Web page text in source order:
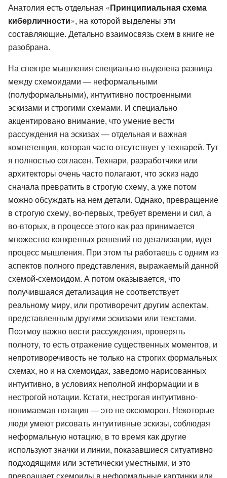
Анатолия есть отдельная «Принципиальная схема
киберличности», на которой выделены эти
составляющие. Детально взаимосвязь схем в книге не
разобрана.
На спектре мышления специально выделена разница
между схемоидами — неформальными
(полуформальными), интуитивно построенными
эскизами и строгими схемами. И специально
акцентировано внимание, что умение вести
рассуждения на эскизах — отдельная и важная
компетенция, которая часто отсутствует у технарей. Тут
я полностью согласен. Технари, разработчики или
архитекторы очень часто полагают, что эскиз надо
сначала превратить в строгую схему, а уже потом
можно обсуждать на нем детали. Однако, превращение
в строгую схему, во-первых, требует времени и сил, а
во-вторых, в процессе этого как раз принимается
множество конкретных решений по детализации, идет
процесс мышления. При этом ты работаешь с одним из
аспектов полного представления, выражаемый данной
схемой-схемоидом. А потом оказывается, что
получившаяся детализация не соответствует
реальному миру, или противоречит другим аспектам,
представленным другими эскизами или текстами.
Поэтмоу важно вести рассуждения, проверять
полноту, то есть отражение существенных моментов, и
непротиворечивость не только на строгих формальных
схемах, но и на схемоидах, заведомо нарисованных
интуитивно, в условиях неполной информации и в
нестрогой нотации. Кстати, нестрогая интуитивно-
понимаемая нотация — это не оксюморон. Некоторые
люди умеют рисовать интуитивные эскизы, соблюдая
неформальную нотацию, в то время как другие
используют значки и линии, показавшиеся ситуативно
подходящими или эстетически уместными, и это